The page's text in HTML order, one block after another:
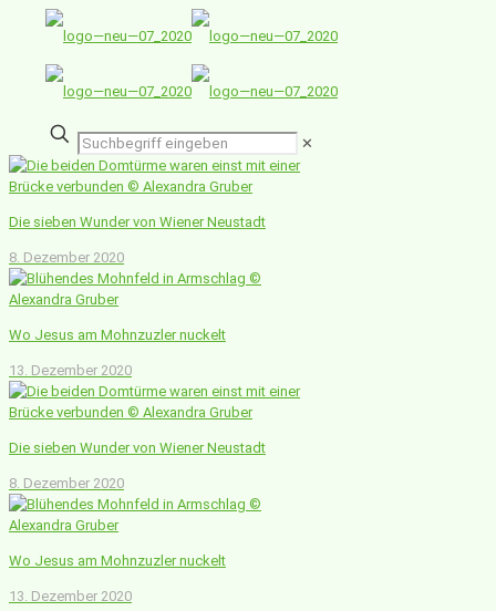
✕
Die sieben Wunder von Wiener Neustadt
8. Dezember 2020
Wo Jesus am Mohnzuzler nuckelt
13. Dezember 2020
Die sieben Wunder von Wiener Neustadt
8. Dezember 2020
Wo Jesus am Mohnzuzler nuckelt
13. Dezember 2020